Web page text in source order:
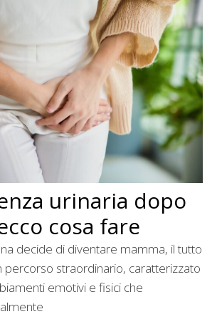
urinaria dopo
cosa fare
decide di diventare mamma, il tutto
percorso straordinario, caratterizzato
emotivi e fisici che